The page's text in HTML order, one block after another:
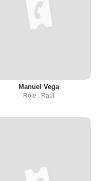
Manuel Vega
Rôle : Raúl